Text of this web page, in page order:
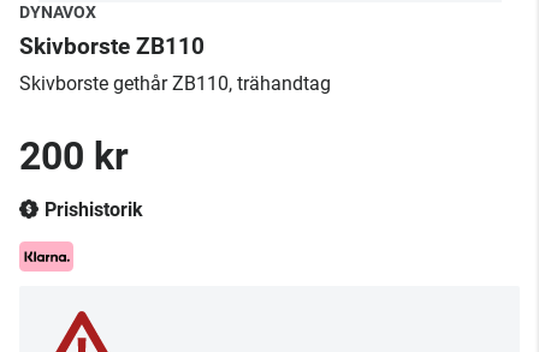
DYNAVOX
Skivborste ZB110
Skivborste gethår ZB110, trähandtag
200 kr
Prishistorik